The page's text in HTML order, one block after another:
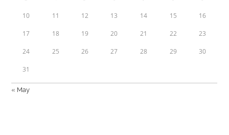
10 11 12 13 14 15 16
17 18 19 20 21 22 23
24 25 26 27 28 29 30
31
« May